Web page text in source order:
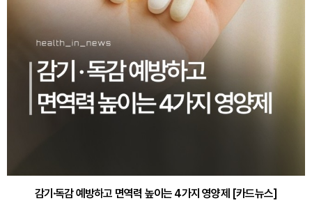
감기·독감 예방하고 면역력 높이는 4가지 영양제 [카드뉴스]